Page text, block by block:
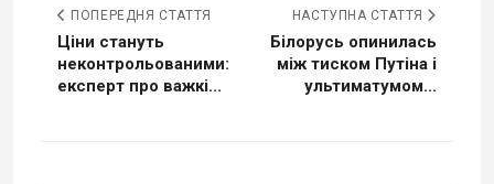
ПОПЕРЕДНЯ СТАТТЯ
Ціни стануть
неконтрольованими:
експерт про важкі...
НАСТУПНА СТАТТЯ
Білорусь опинилась
між тиском Путіна і
ультиматумом...